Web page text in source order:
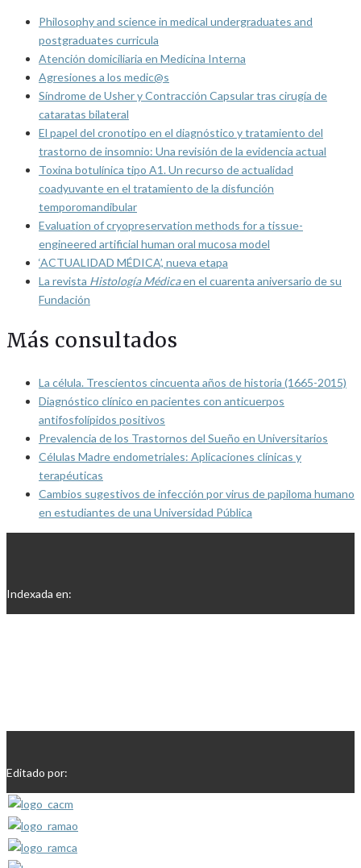
Philosophy and science in medical undergraduates and
postgraduates curricula
Atención domiciliaria en Medicina Interna
Agresiones a los medic@s
Síndrome de Usher y Contracción Capsular tras cirugía de
cataratas bilateral
El papel del cronotipo en el diagnóstico y tratamiento del
trastorno de insomnio: Una revisión de la evidencia actual
Toxina botulínica tipo A1. Un recurso de actualidad
coadyuvante en el tratamiento de la disfunción
temporomandibular
Evaluation of cryopreservation methods for a tissue-
engineered artificial human oral mucosa model
‘ACTUALIDAD MÉDICA’, nueva etapa
La revista Histología Médicaen el cuarenta aniversario de su
Fundación
Más consultados
La célula. Trescientos cincuenta años de historia (1665-2015)
Diagnóstico clínico en pacientes con anticuerpos
antifosfolípidos positivos
Prevalencia de los Trastornos del Sueño en Universitarios
Células Madre endometriales: Aplicaciones clínicas y
terapéuticas
Cambios sugestivos de infección por virus de papiloma humano
en estudiantes de una Universidad Pública
Indexada en:
Editado por: